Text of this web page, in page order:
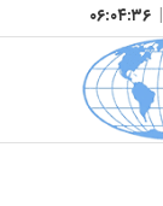
| ۰۶:۰۴:۳۷